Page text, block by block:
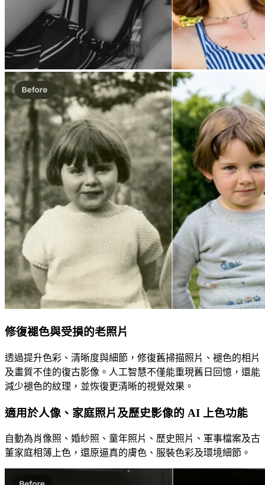
修復褪色與受損的老照片
透過提升色彩、清晰度與細節，修復舊掃描照片、褪色的相片
及畫質不佳的復古影像。人工智慧不僅能重現舊日回憶，還能
減少褪色的紋理，並恢復更清晰的視覺效果。
適用於人像、家庭照片及歷史影像的 AI 上色功能
自動為肖像照、婚紗照、童年照片、歷史照片、軍事檔案及古
董家庭相簿上色，還原逼真的膚色、服裝色彩及環境細節。